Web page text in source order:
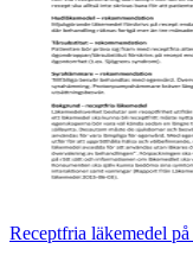
Receptfria läkemedel